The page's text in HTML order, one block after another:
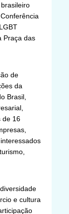
Praça das
de
da
Brasil,
de 16
e cultura